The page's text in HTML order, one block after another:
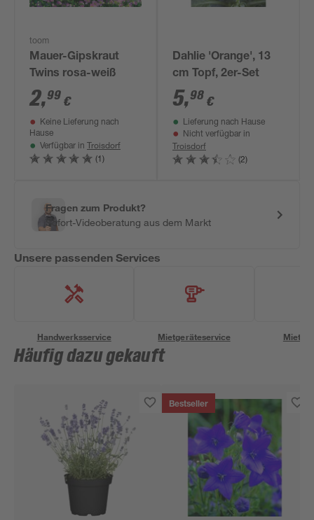
toom
Mauer-Gipskraut
Twins rosa-weiß
2,99 €
Keine Lieferung nach
Hause
Verfügbar in Troisdorf
(1)
Dahlie 'Orange', 13
cm Topf, 2er-Set
5,98 €
Lieferung nach Hause
Nicht verfügbar in
Troisdorf
(2)
Fragen zum Produkt?
Sofort-Videoberatung aus dem Markt
Unsere passenden Services
Handwerksservice Mietgeräteservice
Häufig dazu gekauft
Bestseller